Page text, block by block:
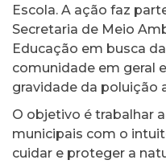
Escola. A ação faz
Secretaria de Meio
Educação em busca
comunidade em geral
gravidade da poluição
O objetivo é trabalhar
municipais com o
cuidar e proteger a